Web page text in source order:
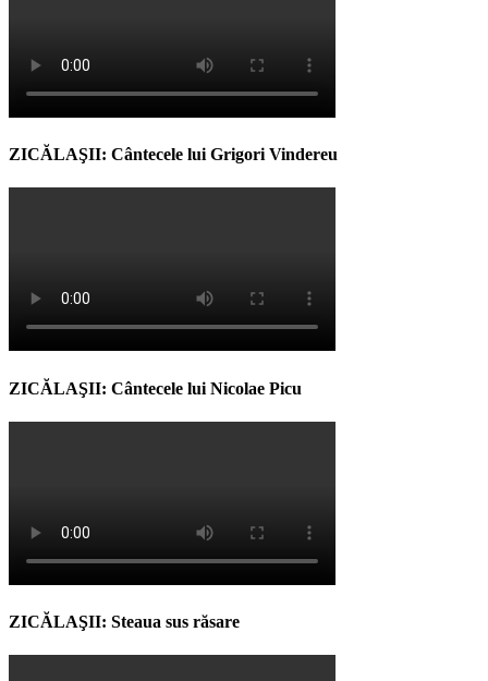
ZICĂLAŞII: Cântecele lui Grigori Vindereu
ZICĂLAŞII: Cântecele lui Nicolae Picu
ZICĂLAŞII: Steaua sus răsare